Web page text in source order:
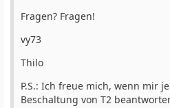
Fragen? Fragen!
vy73
Thilo
P.S.: Ich freue mich, wenn mir
Beschaltung von T2